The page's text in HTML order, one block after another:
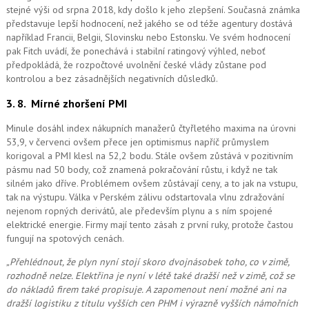
stejné výši od srpna 2018, kdy došlo k jeho zlepšení. Současná známka
představuje lepší hodnocení, než jakého se od téže agentury dostává
například Francii, Belgii, Slovinsku nebo Estonsku. Ve svém hodnocení
pak Fitch uvádí, že ponechává i stabilní ratingový výhled, neboť
předpokládá, že rozpočtové uvolnění české vlády zůstane pod
kontrolou a bez zásadnějších negativních důsledků.
3. 8. Mírné zhoršení PMI
Minule dosáhl index nákupních manažerů čtyřletého maxima na úrovni
53,9, v červenci ovšem přece jen optimismus napříč průmyslem
korigoval a PMI klesl na 52,2 bodu. Stále ovšem zůstává v pozitivním
pásmu nad 50 body, což znamená pokračování růstu, i když ne tak
silném jako dříve. Problémem ovšem zůstávají ceny, a to jak na vstupu,
tak na výstupu. Válka v Perském zálivu odstartovala vlnu zdražování
nejenom ropných derivátů, ale především plynu a s ním spojené
elektrické energie. Firmy mají tento zásah z první ruky, protože častou
fungují na spotových cenách.
„Přehlédnout, že plyn nyní stojí skoro dvojnásobek toho, co v zimě,
rozhodně nelze. Elektřina je nyní v létě také dražší než v zimě, což se
do nákladů firem také propisuje. A zapomenout není možnéani na
dražší logistiku z titulu vyšších cen PHM i výrazně vyšších námořních